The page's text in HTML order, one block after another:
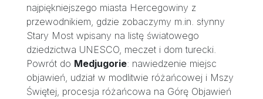
najpiękniejszego miasta Hercegowiny z
przewodnikiem, gdzie zobaczymy m.in. słynny
Stary Most wpisany na listę światowego
dziedzictwa UNESCO, meczet i dom turecki.
Powrót do Medjugorie: nawiedzenie miejsc
objawień, udział w modlitwie różańcowej i Mszy
Świętej, procesja różańcowa na Górę Objawień